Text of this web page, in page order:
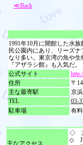
≪Back
1991年10月に開館した水
民公園内にあり、リーズ
なり多い。東京湾の魚や生
『アザラシ館』も人気だ。
公式サイト
住所
〒
主な最寄駅
京
TEL
03-
駐車場
有
主なアクセス
◇ 京
◇